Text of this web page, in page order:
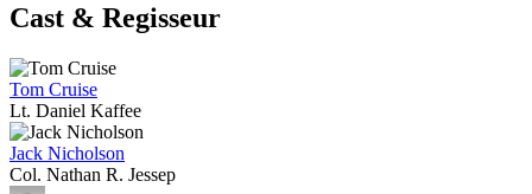
Cast & Regisseur
Tom Cruise
Lt. Daniel Kaffee
Jack Nicholson
Col. Nathan R. Jessep